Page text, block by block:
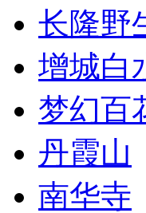
长隆野
增城白
梦幻百
丹霞山
南华寺